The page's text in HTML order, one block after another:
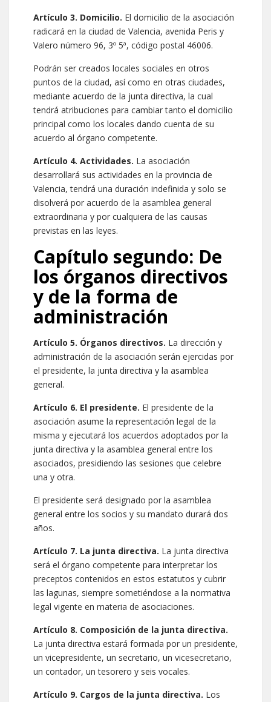
Artículo 3. Domicilio. El domicilio de la asociación
radicará en la ciudad de Valencia, avenida Peris y
Valero número 96, 3º 5ª, código postal 46006.
Podrán ser creados locales sociales en otros
puntos de la ciudad, así como en otras ciudades,
mediante acuerdo de la junta directiva, la cual
tendrá atribuciones para cambiar tanto el domicilio
principal como los locales dando cuenta de su
acuerdo al órgano competente.
Artículo 4. Actividades. La asociación
desarrollará sus actividades en la provincia de
Valencia, tendrá una duración indefinida y solo se
disolverá por acuerdo de la asamblea general
extraordinaria y por cualquiera de las causas
previstas en las leyes.
Capítulo segundo: De
los órganos directivos
y de la forma de
administración
Artículo 5. Órganos directivos. La dirección y
administración de la asociación serán ejercidas por
el presidente, la junta directiva y la asamblea
general.
Artículo 6. El presidente. El presidente de la
asociación asume la representación legal de la
misma y ejecutará los acuerdos adoptados por la
junta directiva y la asamblea general entre los
asociados, presidiendo las sesiones que celebre
una y otra.
El presidente será designado por la asamblea
general entre los socios y su mandato durará dos
años.
Artículo 7. La junta directiva. La junta directiva
será el órgano competente para interpretar los
preceptos contenidos en estos estatutos y cubrir
las lagunas, siempre sometiéndose a la normativa
legal vigente en materia de asociaciones.
Artículo 8. Composición de la junta directiva.
La junta directiva estará formada por un presidente,
un vicepresidente, un secretario, un vicesecretario,
un contador, un tesorero y seis vocales.
Artículo 9. Cargos de la junta directiva. Los